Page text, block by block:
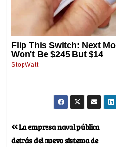
La empresa naval pública
detrás del nuevo sistema de